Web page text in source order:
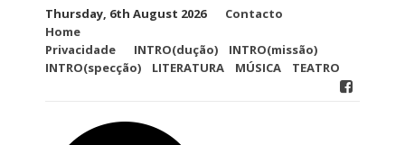
Thursday, 6th August 2026
Contacto
Home
Privacidade
INTRO(dução)
INTRO(missão)
INTRO(specção)
LITERATURA MÚSICA TEATRO